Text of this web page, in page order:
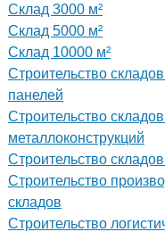
Склад 3000 м²
Склад 5000 м²
Склад 10000 м²
Строительство
панелей
Строительство
металлоконструкций
Строительство
Строительство
складов
Строительство